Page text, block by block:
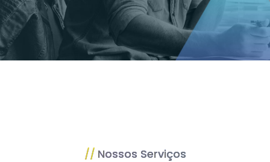
Nossos Serviços